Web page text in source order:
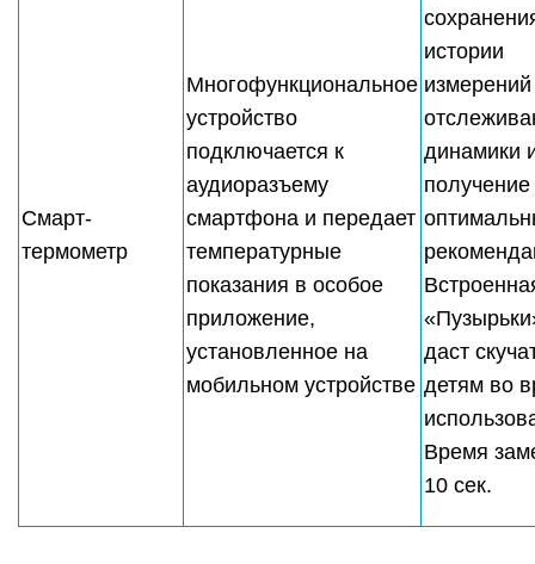
Смарт-
термометр
Многофункциональное
устройство
подключается к
аудиоразъему
смартфона и передает
температурные
показания в особое
приложение,
установленное на
мобильном устройстве
истории
динамики
получение
даст
детям во
Время
10 сек.